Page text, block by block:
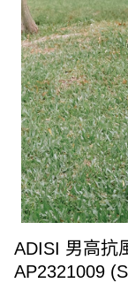
ADISI 男高抗
AP2321009